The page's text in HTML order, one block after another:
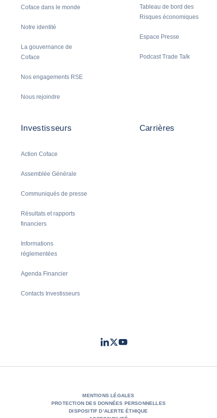
Coface dans le monde
Notre identité
La gouvernance de
Coface
Nos engagements RSE
Nous rejoindre
Tableau de bord des
Risques économiques
Espace Presse
Podcast Trade Talk
Investisseurs
Action Coface
Assemblée Générale
Communiqués de presse
Résultats et rapports
financiers
Informations
réglementées
Agenda Financier
Contacts Investisseurs
Carrières
LinkedIn
TwitterYoutube
MENTIONS LÉGALES
PROTECTION DES DONNÉES PERSONNELLES
DISPOSITIF D’ALERTE ÉTHIQUE